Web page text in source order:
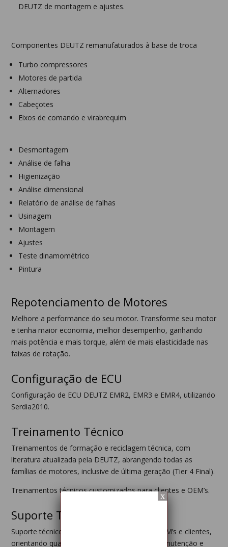
DEUTZ de montagem e ajustes.
Componentes DEUTZ remanufaturados à base de troca
Turbo compressores
Motores de partida
Alternadores
Cabeçotes
Eixos de comando e virabrequim
Desmontagem
Análise de falha
Higienização
Análise dimensional
Relatório de análise de falhas
Usinagem
Montagem
Ajustes
Teste dinamométrico
Pintura
Repotenciamento de Motores
Melhore a performance do seu motor. Transforme seu motor
e tenha maior economia, melhor desempenho, ganhando
mais potência e mais torque, além de mais elasticidade nas
faixas de rotação.
Configuração de ECU
Configuração de ECU DEUTZ EMR2, EMR3 e EMR4, utilizando
Serdia2010.
Treinamento Técnico
Treinamentos de formação e reciclagem técnica, com
literatura atualizada pela DEUTZ, abrangendo todas as
famílias de motores, inclusive de última geração (Tier 4 Final).
Treinamentos técnicos customizados para clientes e OEM’s.
Suporte Técnico
Suporte técnico à Rede Autorizada DEUTZ, OEM’s e clientes,
orientando quanto às melhores práticas de manutenção e
x